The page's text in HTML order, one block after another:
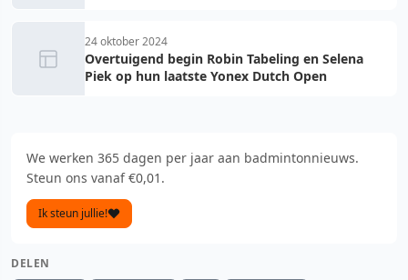
24 oktober 2024
Overtuigend begin Robin Tabeling en Selena
Piek op hun laatste Yonex Dutch Open
We werken 365 dagen per jaar aan badmintonnieuws.
Steun ons vanaf €0,01.
Ik steun jullie!
DELEN